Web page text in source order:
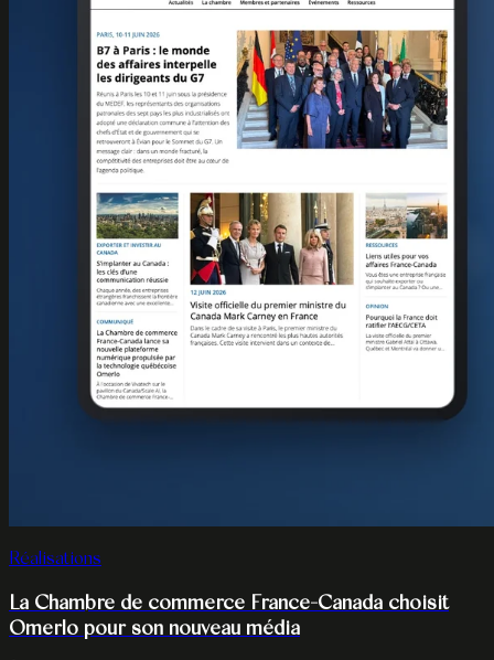
Réalisations
La Chambre de commerce France-Canada choisit
Omerlo pour son nouveau média